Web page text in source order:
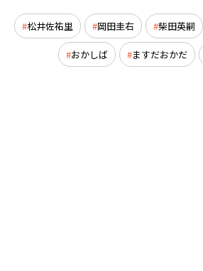
松井佐祐里 岡田圭右 柴田英嗣
おかしば ますだおかだ